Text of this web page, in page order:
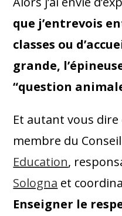
que j’entrevois
classes ou
grande,
“question
Et autant vous dire
membre du
Education,
Sologna et
Enseigner le